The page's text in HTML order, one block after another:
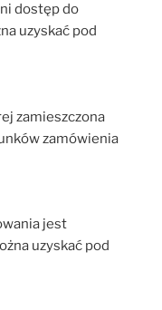
dostęp do
uzyskać pod
zamieszczona
zamówienia
jest
uzyskać pod